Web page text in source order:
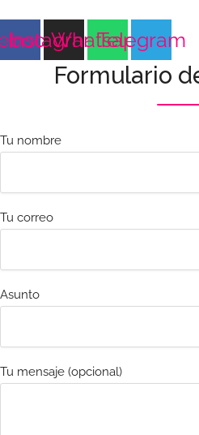
Instagram
Whatsapp
Telegram
Formulario
Tu nombre
Tu correo
Asunto
Tu mensaje (opcional)